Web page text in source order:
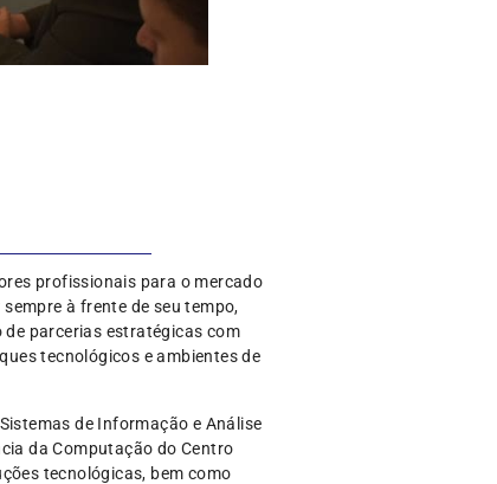
profissionais para o mercado
à frente de seu tempo,
parcerias estratégicas com
tecnológicos e ambientes de
de Informação e Análise
da Computação do Centro
tecnológicas, bem como